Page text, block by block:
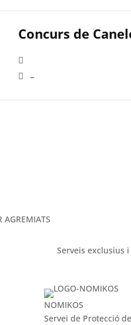
Concurs de
–
AGREMIATS
Serveis exclusius
NOMIKOS
Servei de Protecció